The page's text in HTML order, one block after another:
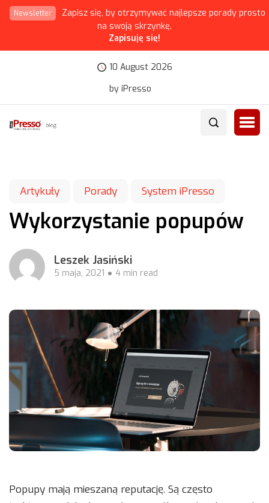
Newsletter
Zapisz się, by otrzymywać najlepsze porady prosto
na swoją skrzynkę.
Zapisuję się!
10 August 2026
by iPresso
Artykuły Porady System iPresso
Wykorzystanie popupów
Leszek Jasiński
5 maja, 2021 4 min read
Popupy mają mieszaną reputację. Są często